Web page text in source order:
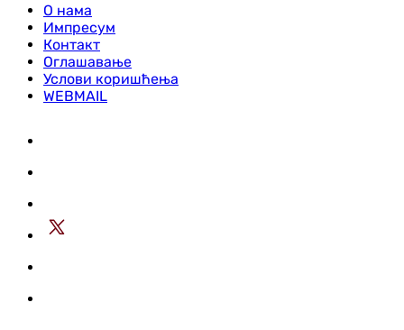
О нама
Импресум
Контакт
Оглашавање
Услови коришћења
WEBMAIL